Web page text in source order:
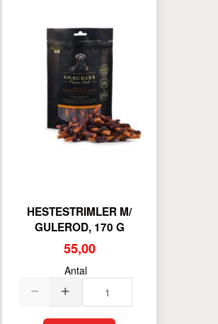
HESTESTRIMLER M/
GULEROD, 170 G
55,00
Antal